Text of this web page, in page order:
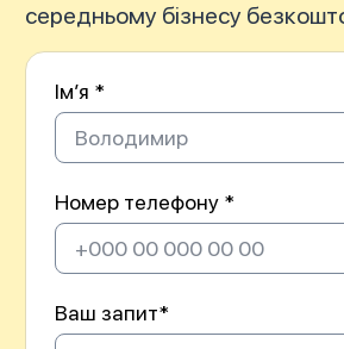
середньому бізнесу
Імʼя *
Номер телефону *
Ваш запит*